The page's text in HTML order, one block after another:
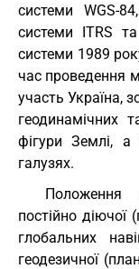
системи WGS-
системи ITRS
системи 1989
час проведення
участь Україна,
геодинамічних
фігури Землі, а
галузях.
Положення
постійно діючої
глобальних
геодезичної